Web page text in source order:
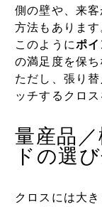
側の壁や、来
方法もあります
このようにポ
の満足度を保ち
ただし、張り
ッチするクロ
量産品
ドの選
クロスには大